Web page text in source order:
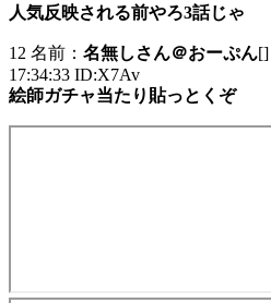
人気反映される前やろ3話じゃ
12 名前： 名無しさん＠おーぷん
17:34:33 ID:X7Av
絵師ガチャ当たり貼っとくぞ